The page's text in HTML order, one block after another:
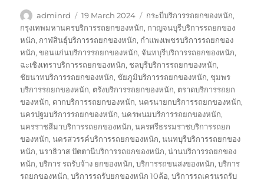
Author
adminrd
Posted
on
19 March 2024 Tags
กระบี่บริการรถยกของหนัก,
กรุงเทพมหานครบริการรถยกของหนัก, กาญจนบุรีบริการรถยกของ
หนัก, กาฬสินธุ์บริการรถยกของหนัก, กำแพงเพชรบริการรถยกของ
หนัก,ขอนแก่นบริการรถยกของหนัก, จันทบุรีบริการรถยกของหนัก,
ฉะเชิงเทราบริการรถยกของหนัก, ชลบุรีบริการรถยกของหนัก,
ชัยนาทบริการรถยกของหนัก, ชัยภูมิบริการรถยกของหนัก, ชุมพร
บริการรถยกของหนัก, ตรังบริการรถยกของหนัก, ตราดบริการรถยก
ของหนัก, ตากบริการรถยกของหนัก,นครนายกบริการรถยกของหนัก,
นครปฐมบริการรถยกของหนัก,นครพนมบริการรถยกของหนัก,
นครราชสีมาบริการรถยกของหนัก,นครศรีธรรมราชบริการรถยก
ของหนัก,นครสวรรค์บริการรถยกของหนัก,นนทบุรีบริการรถยกของ
หนัก,นราธิวาส ปัตตานีบริการรถยกของหนัก,น่านบริการรถยกของ
หนัก,บริการ รถรับจ้าง ยกของหนัก,บริการรถขนสงของหนัก,บริการ
รถยกของหนัก,บริการรถรับยกของหนัก 10ล้อ,บริการรถเครนรถรับ